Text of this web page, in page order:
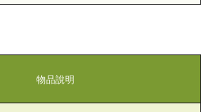
物品說明